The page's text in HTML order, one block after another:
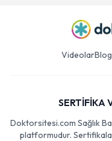
VideolarBlog
SERTİFİKA
Doktorsitesi.com Sağlık
platformudur.